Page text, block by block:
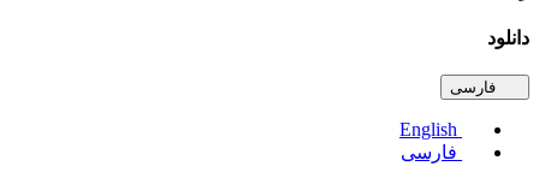
English
فارسی